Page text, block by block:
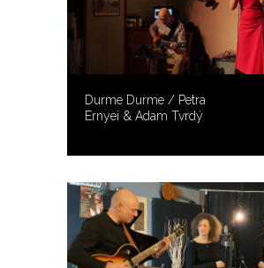
Durme Durme / Petra
Ernyei & Adam Tvrdý